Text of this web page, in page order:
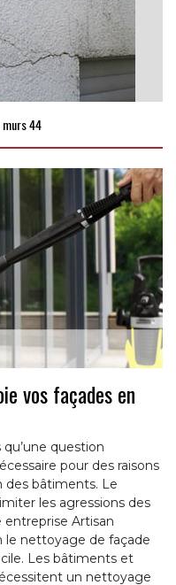
44
vos façades en
question
pour des raisons
des bâtiments. Le
les agressions des
entreprise Artisan
le nettoyage de façade
Les bâtiments et
un nettoyage